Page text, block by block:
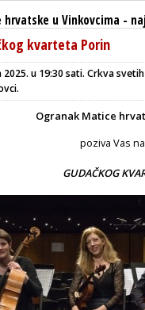
u Vinkovcima -
kvarteta Porin
u 19:30 sati. Crkva
Ogranak Matice
poziva Vas
GUDAČKOG